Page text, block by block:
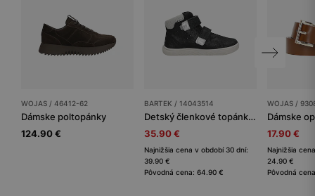
WOJAS / 46412-62
Dámske poltopánky
124.90 €
BARTEK / 14043514
Detský členkové topánky BARTEK
35.90 €
Najnižšia cena v období 30 dní:
39.90 €
Pôvodná cena: 64.90 €
WOJAS /
Dámske
17.90 €
Najnižšia
24.90 €
Pôvodná